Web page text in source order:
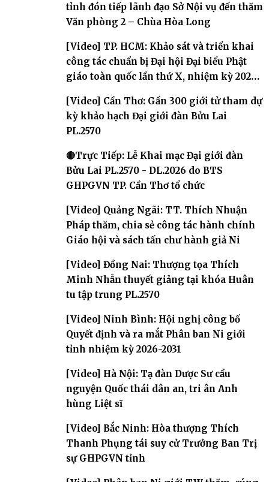
tỉnh đón tiếp lãnh đạo Sở Nội vụ đến thăm
Văn phòng 2 – Chùa Hòa Long
[Video] TP. HCM: Khảo sát và triển khai
công tác chuẩn bị Đại hội Đại biểu Phật
giáo toàn quốc lần thứ X, nhiệm kỳ 2026-
[Video] Cần Thơ: Gần 300 giới tử tham dự
kỳ khảo hạch Đại giới đàn Bửu Lai
PL.2570
🔴Trực Tiếp: Lễ Khai mạc Đại giới đàn
Bửu Lai PL.2570 - DL.2026 do BTS
GHPGVN TP. Cần Thơ tổ chức
[Video] Quảng Ngãi: TT. Thích Nhuận
Pháp thăm, chia sẻ công tác hành chính
Giáo hội và sách tấn chư hành giả Ni
[Video] Đồng Nai: Thượng tọa Thích
Minh Nhẫn thuyết giảng tại khóa Huân
tu tập trung PL.2570
[Video] Ninh Bình: Hội nghị công bố
Quyết định và ra mắt Phân ban Ni giới
tỉnh nhiệm kỳ 2026-2031
[Video] Hà Nội: Tạ đàn Dược Sư cầu
nguyện Quốc thái dân an, tri ân Anh
hùng Liệt sĩ
[Video] Bắc Ninh: Hòa thượng Thích
Thanh Phụng tái suy cử Trưởng Ban Trị
sự GHPGVN tỉnh